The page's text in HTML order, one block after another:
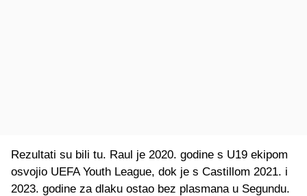
Rezultati su bili tu. Raul je 2020. godine s U19 ekipom
osvojio UEFA Youth League, dok je s Castillom 2021. i
2023. godine za dlaku ostao bez plasmana u Segundu.